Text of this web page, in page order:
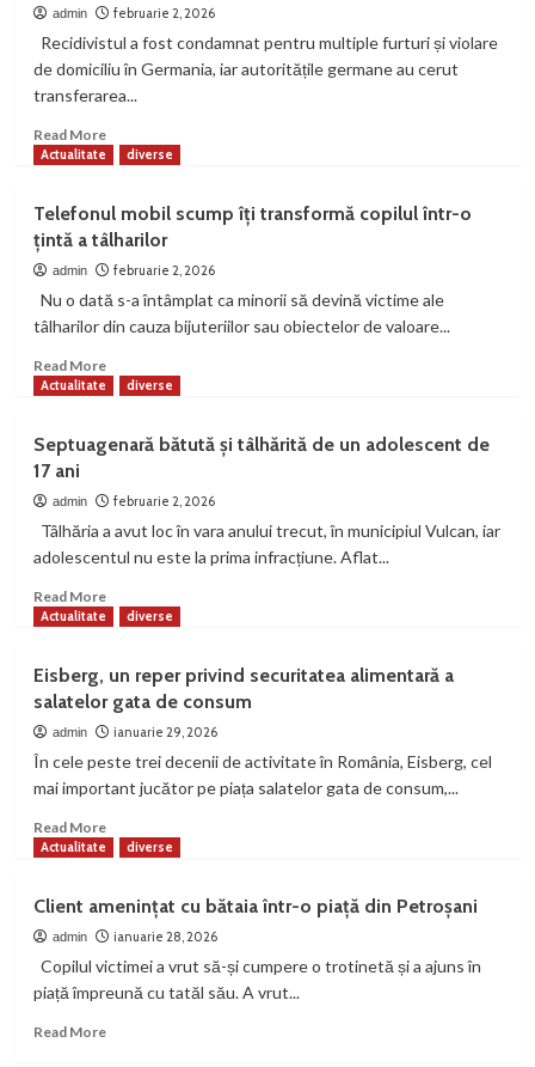
în
libertate
admin februarie 2, 2026
Recidivistul a fost condamnat pentru multiple furturi și violare
de domiciliu în Germania, iar autoritățile germane au cerut
transferarea...
Read MoreRead
more
din
Petroșani,
expulzat
de
din
Actualitate diverse
Telefonul mobil scump îți transformă copilul într-o
țintă a tâlharilor
admin februarie 2, 2026
Nu o dată s-a întâmplat ca minorii să devină victime ale
tâlharilor din cauza bijuteriilor sau obiectelor de valoare...
Read MoreRead
more
mobil
îți
transformă
într-
țintă
Actualitate diverse
Septuagenară bătută și tâlhărită de un adolescent de
17 ani
admin februarie 2, 2026
Tâlhăria a avut loc în vara anului trecut, în municipiul Vulcan, iar
adolescentul nu este la prima infracțiune. Aflat...
Read MoreRead
more
bătută
și
tâlhărită
adolescent
17
Actualitate diverse
Eisberg, un reper privind securitatea alimentară a
salatelor gata de consum
admin ianuarie 29, 2026
În cele peste trei decenii de activitate în România, Eisberg, cel
mai important jucător pe piața salatelor gata de consum,...
Read MoreRead
more
un
reper
privind
securitatea
a
Actualitate diverse
Client amenințat cu bătaia într-o piață din Petroșani
admin ianuarie 28, 2026
Copilul victimei a vrut să-și cumpere o trotinetă și a ajuns în
piață împreună cu tatăl său. A vrut...
Read MoreRead